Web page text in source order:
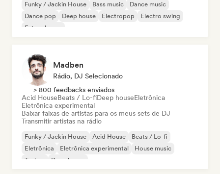
Funky / Jackin House Bass music
Dance music
Dance pop
Deep house Electropop
Electro swing
Future house
Madben
Rádio, DJ Selecionado
> 800 feedbacks enviados
Acid HouseBeats / Lo-fiDeep houseEletrônica
Eletrônica experimental
Baixar faixas de artistas para os meus sets de DJ
Transmitir artistas na rádio
Funky / Jackin House Acid House
Beats / Lo-fi
Eletrônica
Eletrônica experimental
House music
Techno
Deep house